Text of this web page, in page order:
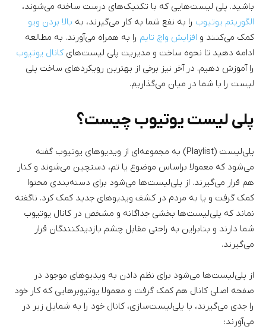
باشید. پلی لیست‌هایی که با تکنیک‌های درست ساخته می‌شوند،
الگوریتم یوتیوب را به نفع شما به کار می‌گیرند، به بالا بردن ویو
کمک می‌کنند و افزایش واچ تایم را به همراه می‌آورند. به مطالعه
ادامه دهید تا نحوه ساخت و مدیریت پلی لیست‌های کانال یوتیوب
را آموزش دهیم. در آخر نیز برخی از بهترین رویکردهای ساخت پلی
لیست را با شما در میان می‌گذاریم.
پلی لیست یوتیوب چیست؟
پلی‌لیست (Playlist) به مجموعه‌ای از ویدیوهای یوتیوب گفته
می‌شود که معمولا براساس موضوع یا تم، دستچین می‌شوند و کنار
هم قرار می‌گیرند. از پلی‌لیست‌ها می‌شود برای دسته‌بندی محتوا
کمک گرفت و یا به مردم در کشف ویدیوهای جدید کمک کرد. ناگفته
نماند که پلی‌لیست‌ها بخشی جداگانه و مشخص در کانال یوتیوب
شما دارند و بنابراین به راحتی مقابل چشم بازدیدکنندگان قرار
می‌گیرند.
از پلی‌لیست‌ها می‌شود برای نظم دادن به ویدیوهای موجود در
صفحه اصلی کانال هم کمک گرفت و معمولا یوتیوبرهایی که کار خود
را جدی می‌گیرند، با پلی‌لیست‌سازی، کانال خود را به شمایل زیر در
می‌آورند: